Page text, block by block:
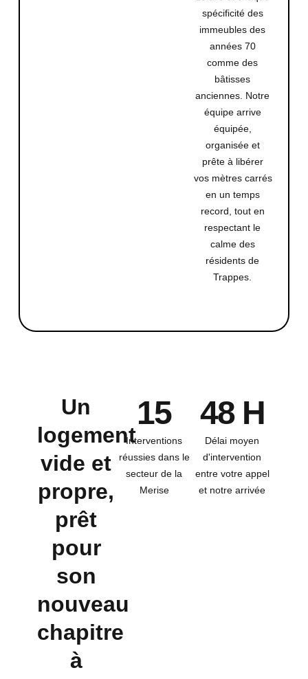
spécificité des
immeubles des
années 70
comme des
bâtisses
anciennes. Notre
équipe arrive
équipée,
organisée et
prête à libérer
vos mètres carrés
en un temps
record, tout en
respectant le
calme des
résidents de
Trappes.
Un
logement
vide et
propre,
prêt
pour
son
nouveau
chapitre
à
15
Interventions
réussies dans le
secteur de la
Merise
48 H
Délai moyen
d'intervention
entre votre appel
et notre arrivée